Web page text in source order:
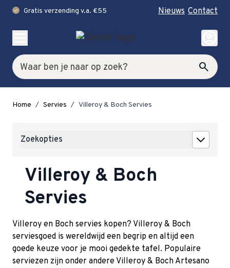
check Gratis verzending v.a. €55 Nieuws Contact
Zoek search
account_circle
Home / Servies / Villeroy & Boch Servies
Zoekopties
Villeroy & Boch
Servies
Villeroy en Boch servies kopen? Villeroy & Boch
serviesgoed is wereldwijd een begrip en altijd een
goede keuze voor je mooi gedekte tafel. Populaire
serviezen zijn onder andere Villeroy & Boch Artesano